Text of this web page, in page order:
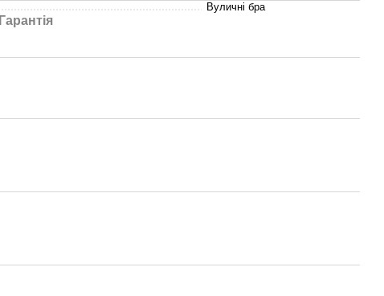
Вуличні бра
Гарантія